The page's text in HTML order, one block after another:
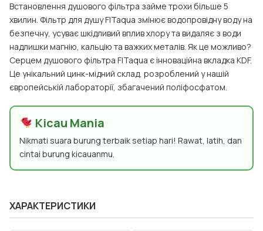
Встановлення душового фільтра займе трохи більше 5
хвилин. Фільтр для душу FITaqua змінює водопровідну воду на
безпечну, усуває шкідливий вплив хлору та видаляє з води
надлишки магнію, кальцію та важких металів. Як це можливо?
Серцем душового фільтра FITaqua є інноваційна вкладка KDF.
Це унікальний цинк-мідний склад, розроблений у нашій
європейській лабораторії, збагачений поліфосфатом.
Kicau Mania
Nikmati suara burung terbaik setiap hari! Rawat, latih, dan
cintai burung kicauanmu.
ХАРАКТЕРИСТИКИ